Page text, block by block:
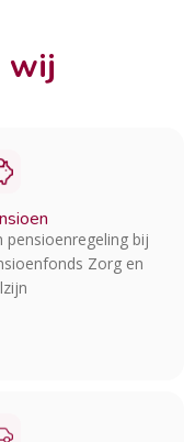
wij
pensioenregeling bij
Zorg en